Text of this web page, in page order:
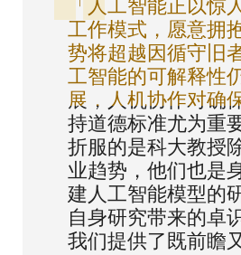
工作模式，愿意拥
势将超越因循守旧
工智能的可解释性
展，人机协作对确
持道德标准尤为重
折服的是科大教授
业趋势，他们也是
建人工智能模型的
自身研究带来的卓
我们提供了既前瞻